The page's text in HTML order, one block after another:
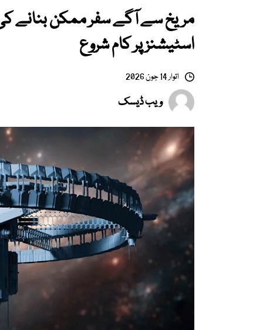
مریخ سے آگے سفر ممکن بنانے
اسٹیشنز پر کام شروع
اتوار 14 جون 2026
ویب ڈیسک